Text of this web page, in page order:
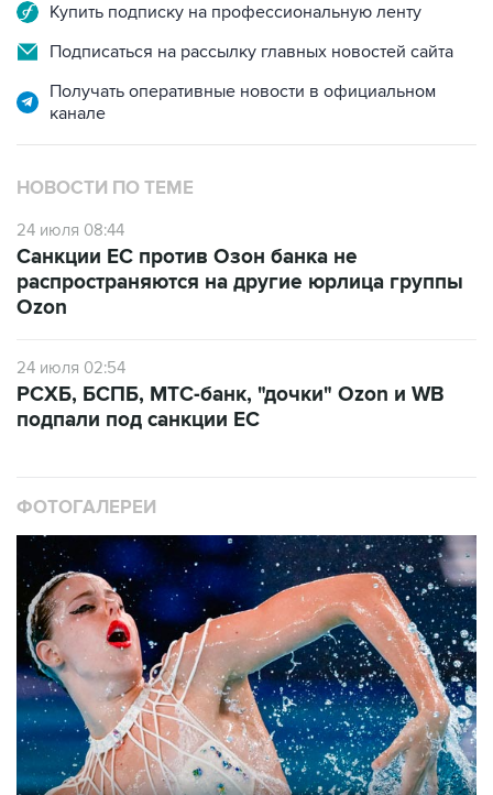
Купить подписку на профессиональную ленту
Подписаться на рассылку главных новостей сайта
Получать оперативные новости в официальном
канале
НОВОСТИ ПО ТЕМЕ
24 июля 08:44
Санкции ЕС против Озон банка не
распространяются на другие юрлица группы
Ozon
24 июля 02:54
РСХБ, БСПБ, МТС-банк, "дочки" Ozon и WB
подпали под санкции ЕС
ФОТОГАЛЕРЕИ